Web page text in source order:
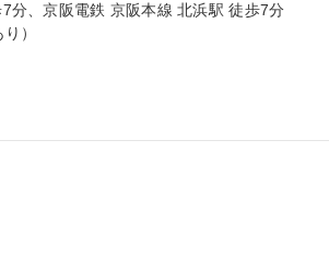
分、京阪電鉄 京阪本線 北浜駅 徒歩7分
）